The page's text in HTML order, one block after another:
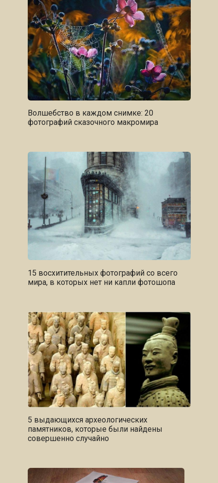
Волшебство в каждом снимке: 20
фотографий сказочного макромира
15 восхитительных фотографий со всего
мира, в которых нет ни капли фотошопа
5 выдающихся археологических
памятников, которые были найдены
совершенно случайно